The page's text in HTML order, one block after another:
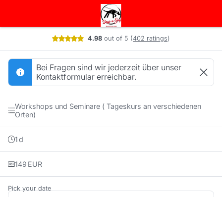
4.98out of 5 (402 ratings)
Booking step Pick your date
Bei Fragen sind wir jederzeit über unser
Kontaktformular erreichbar.
Workshops und Seminare ( Tageskurs an verschiedenen
Orten)
1d
149 EUR
Pick your date